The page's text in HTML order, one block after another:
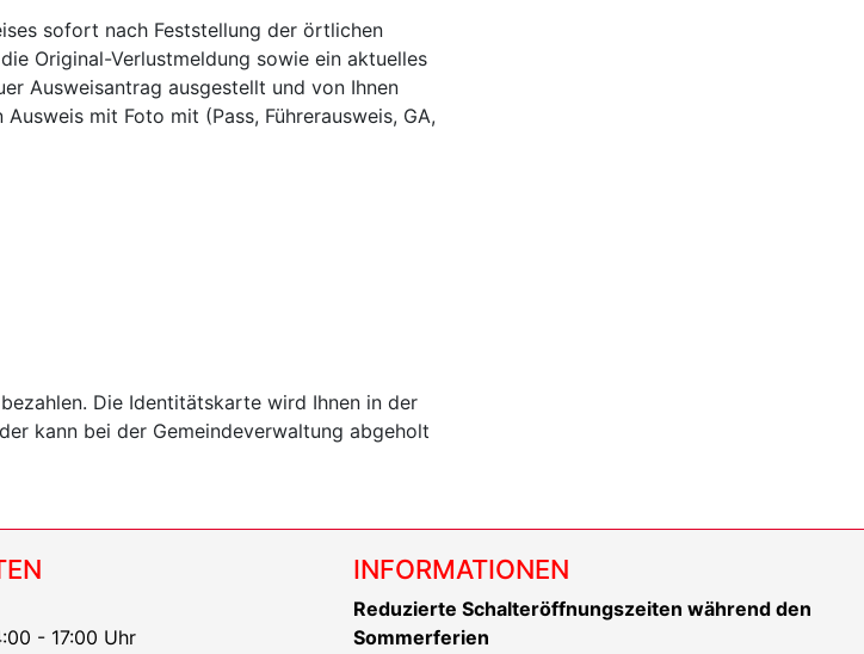
sofort nach Feststellung der örtlichen
Original-Verlustmeldung sowie ein aktuelles
Ausweisantrag ausgestellt und von Ihnen
mit Foto mit (Pass, Führerausweis, GA,
Die Identitätskarte wird Ihnen in der
kann bei der Gemeindeverwaltung abgeholt
- 17:00 Uhr
INFORMATIONEN
Reduzierte Schalteröffnungszeiten während den
Sommerferien